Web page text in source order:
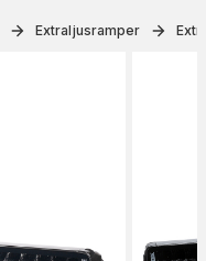
Extraljusramper